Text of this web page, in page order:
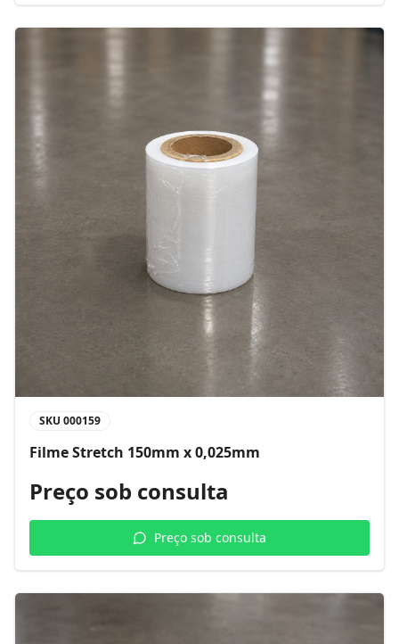
SKU 000159
Filme Stretch 150mm x 0,025mm
Preço sob consulta
Preço sob consulta